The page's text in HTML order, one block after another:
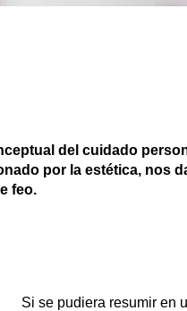
del cuidado
por la estética, nos
feo.
Si se pudiera resumir en